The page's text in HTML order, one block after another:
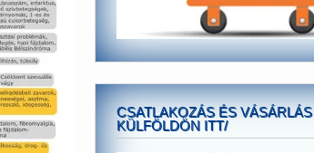
CSATLAKOZÁS ÉS VÁSÁRLÁS
KÜLFÖLDÖN ITT/